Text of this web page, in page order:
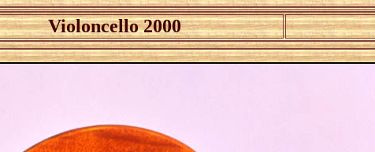
Violoncello 2000